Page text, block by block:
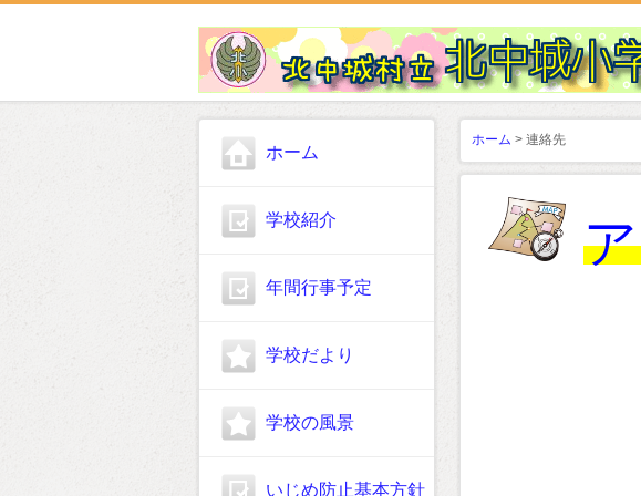
ホーム
学校紹介
年間行事予定
学校だより
学校の風景
いじめ防止基本方針
ホーム > 連絡先